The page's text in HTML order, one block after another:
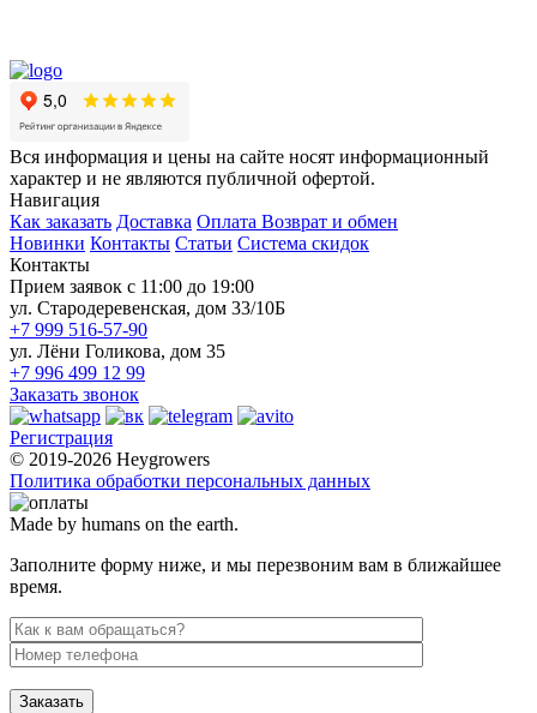
Вся информация и цены на сайте носят информационный
характер и не являются публичной офертой.
Навигация
Как заказать Доставка Оплата Возврат и обмен
Новинки Контакты Статьи Система скидок
Контакты
Прием заявок с 11:00 до 19:00
ул. Стародеревенская, дом 33/10Б
+7 999 516-57-90
ул. Лёни Голикова, дом 35
+7 996 499 12 99
Заказать звонок
Регистрация
© 2019-2026 Heygrowers
Политика обработки персональных данных
Made by humans on the earth.
Заполните форму ниже, и мы перезвоним вам в ближайшее
время.
Заказать